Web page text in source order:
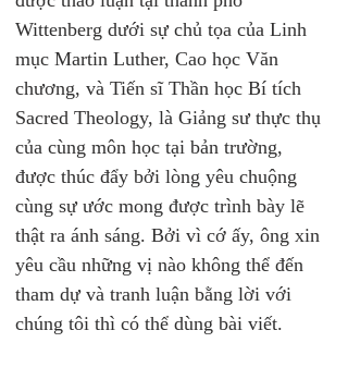
Wittenberg dưới sự chủ tọa của Linh
mục Martin Luther, Cao học Văn
chương, và Tiến sĩ Thần học Bí tích
Sacred Theology, là Giảng sư thực thụ
của cùng môn học tại bản trường,
được thúc đẩy bởi lòng yêu chuộng
cùng sự ước mong được trình bày lẽ
thật ra ánh sáng. Bởi vì cớ ấy, ông xin
yêu cầu những vị nào không thể đến
tham dự và tranh luận bằng lời với
chúng tôi thì có thể dùng bài viết.